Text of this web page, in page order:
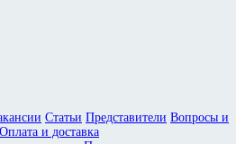
Статьи Представители Вопросы и
Оплата и доставка